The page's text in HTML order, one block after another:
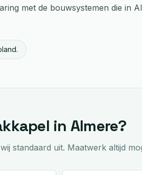
met de bouwsystemen die in
in Almere?
standaard uit. Maatwerk altijd